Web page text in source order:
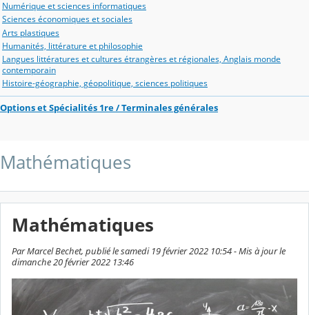
Numérique et sciences informatiques
Sciences économiques et sociales
Arts plastiques
Humanités, littérature et philosophie
Langues littératures et cultures étrangères et régionales, Anglais monde
contemporain
Histoire-géographie, géopolitique, sciences politiques
Options et Spécialités 1re / Terminales générales
Mathématiques
Mathématiques
Par Marcel Bechet, publié le samedi 19 février 2022 10:54 - Mis à jour le
dimanche 20 février 2022 13:46